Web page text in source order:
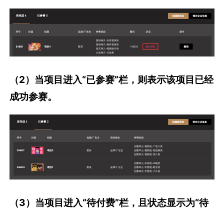
成功参赛。
（3）当项目进入“待付费”栏，且状态显示为“待
付费”，请按照网页提示的付费方式完成付费。
如有多个项目需要付费，可以在所有项目提交后
合并付费。待我们验核后，成功付费的项目会进